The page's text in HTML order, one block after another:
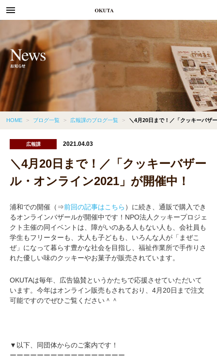
menu
HOME > ブログ一覧 > 広報課のブログ一覧 > ＼4月20日まで！／「クッキーバザ
広報課 2021.04.03
＼4月20日まで！／「クッキーバザー
ル・オンライン2021」が開催中！
浦和での開催（⇒前回の記事はこちら ）に続き、通販で購入でき
るオンラインバザールが開催中です！NPO法人クッキープロジェ
クト主催の同イベントは、障がいのある人もない人も、会社員も
学生もフリーターも、大人も子どもも、いろんな人が「まぜこ
ぜ」になって暮らす豊かな社会を目指し、福祉作業所で手作りさ
れた優しい味のクッキーやお菓子が販売されています。
OKUTAは毎年、広告協賛というかたちで応援させていただいて
います。今年はオンライン販売もされており、4月20日まで注文
可能ですのでぜひご覧ください＾＾
▼以下、同団体からのご案内です！
ーーーーーーーーーーーーーーーーー